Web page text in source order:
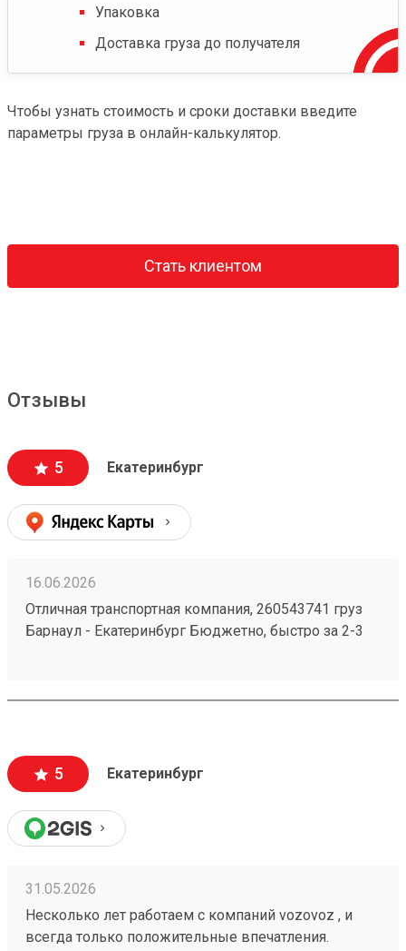
Упаковка
Доставка груза до получателя
Чтобы узнать стоимость и сроки доставки введите
параметры груза в онлайн-калькулятор.
Стать клиентом
Отзывы
5 Екатеринбург
16.06.2026
Отличная транспортная компания, 260543741 груз
Барнаул - Екатеринбург Бюджетно, быстро за 2-3
плохого и неприятного момента не могу вспомнить.
5 Екатеринбург
31.05.2026
Несколько лет работаем с компаний vozovoz , и
всегда только положительные впечатления.